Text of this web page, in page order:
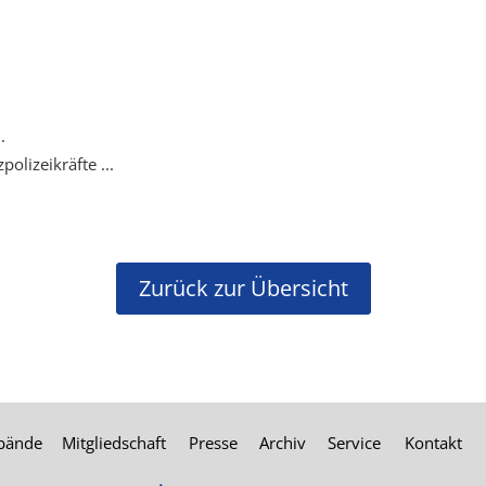
...
Zurück zur Übersicht
Mitgliedschaft Presse Archiv Service Kontakt